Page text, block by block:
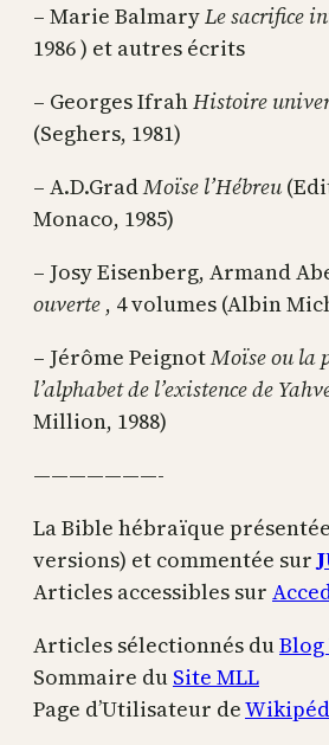
– Marie BalmaryLe sacrifice
1986 ) et autres écrits
– Georges IfrahHistoire
(Seghers, 1981)
– A.D.GradMoïse l’Hébreu
Monaco, 1985)
– Josy Eisenberg, Armand
ouverte , 4 volumes (Albin
– Jérôme PeignotMoïse ou la
l’alphabet de l’existence de
Million, 1988)
———————-
La Bible hébraïque
versions) et commentée sur
Articles accessibles sur
Articles sélectionnés duBlog
Sommaire du Site MLL
Page d’Utilisateur de